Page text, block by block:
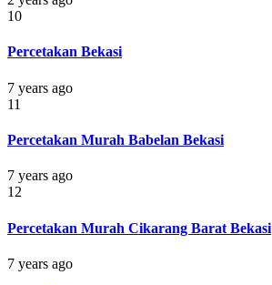
10
Percetakan Bekasi
7 years ago
11
Percetakan Murah Babelan Bekasi
7 years ago
12
Percetakan Murah Cikarang Barat Bekasi
7 years ago